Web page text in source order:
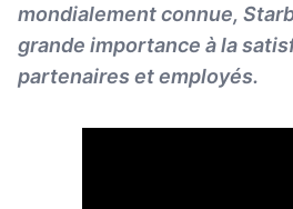
mondialement connue,
grande importance à la
partenaires et employés.